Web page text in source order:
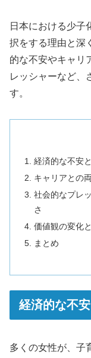
日本における少子
択をする理由と深
的な不安やキャリ
レッシャーなど、
す。
経済的な不安
キャリアとの
社会的なプレ
さ
価値観の変化
まとめ
経済的な不
多くの女性が、子